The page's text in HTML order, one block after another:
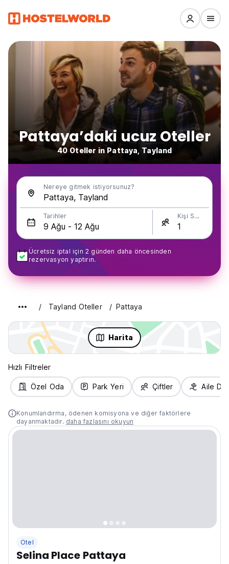
Pattaya’daki ucuz Oteller
40 Oteller in Pattaya, Tayland
Nereye gitmek istiyorsunuz?
Tarihler Kişi Sayısı
Ücretsiz iptal için 2 günden daha öncesinden
rezervasyon yaptırın.
Tayland Oteller Pattaya
Harita
Hızlı Filtreler
Özel Oda Park Yeri Çiftler Aile
Konumlandırma, ödenen komisyona ve diğer faktörlere
dayanmaktadır. daha fazlasını okuyun
Otel
Selina Place Pattaya